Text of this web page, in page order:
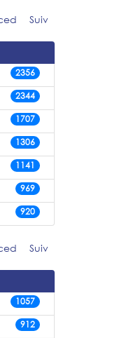
Suiv
2356
2344
1707
1306
1141
969
920
Suiv
1057
912